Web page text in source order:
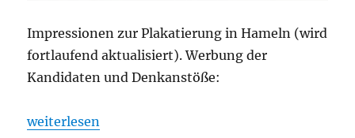
Impressionen zur Plakatierung in Hameln (wird
fortlaufend aktualisiert). Werbung der
Kandidaten und Denkanstöße:
„Wahlplakate. Sammlung Landratswahl Hameln-
weiterlesen